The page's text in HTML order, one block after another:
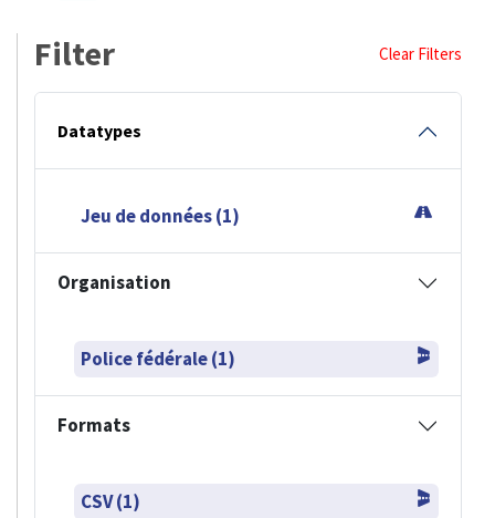
Filter Clear Filters
Datatypes
Jeu de données (1)
Organisation
Police fédérale (1)
Formats
CSV (1)